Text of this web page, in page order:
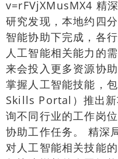
v=rFVjXMusMX4 精
研究发现，本地约四
智能协助下完成，各
人工智能相关能力的
来会投入更多资源协
掌握人工智能技能，
Skills Portal）推出新
询不同行业的工作岗
协助工作任务。 精深
对人工智能相关技能